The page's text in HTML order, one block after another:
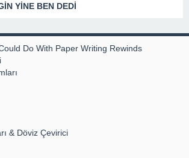
YİNE BEN DEDİ
Do With Paper Writing Rewinds
& Döviz Çevirici